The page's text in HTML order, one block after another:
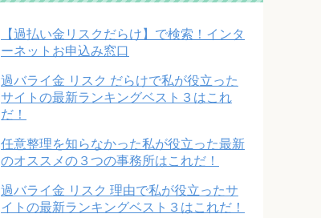
【過払い金リスクだらけ】で検索！インタ
ーネットお申込み窓口
過バライ金 リスク だらけで私が役立った
サイトの最新ランキングベスト３はこれ
だ！
任意整理を知らなかった私が役立った最新
のオススメの３つの事務所はこれだ！
過バライ金 リスク 理由で私が役立ったサ
イトの最新ランキングベスト３はこれだ！